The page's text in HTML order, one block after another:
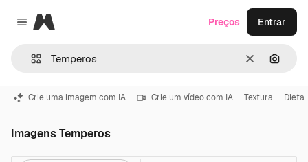
Close menu
Magnific
Limpar
Preços Entrar
Crie uma imagem com IA Crie um vídeo com IA Textura Dieta
Imagens Temperos